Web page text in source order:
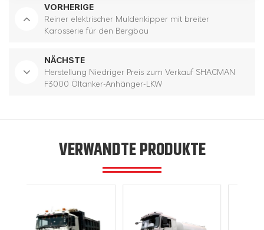
VORHERIGE
Reiner elektrischer Muldenkipper mit breiter
Karosserie für den Bergbau
NÄCHSTE
Herstellung Niedriger Preis zum Verkauf SHACMAN
F3000 Öltanker-Anhänger-LKW
VERWANDTE PRODUKTE